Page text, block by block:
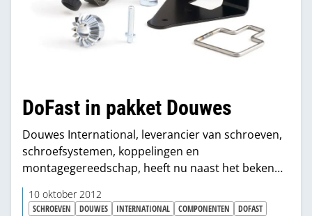
DoFast in pakket Douwes
Douwes International, leverancier van schroeven,
schroefsystemen, koppelingen en
montagegereedschap, heeft nu naast het bekende
schroevenprogramma DoFast Componenten in
haar pakket opgenomen.
10 oktober 2012
SCHROEVEN DOUWES INTERNATIONAL COMPONENTEN
DOFAST